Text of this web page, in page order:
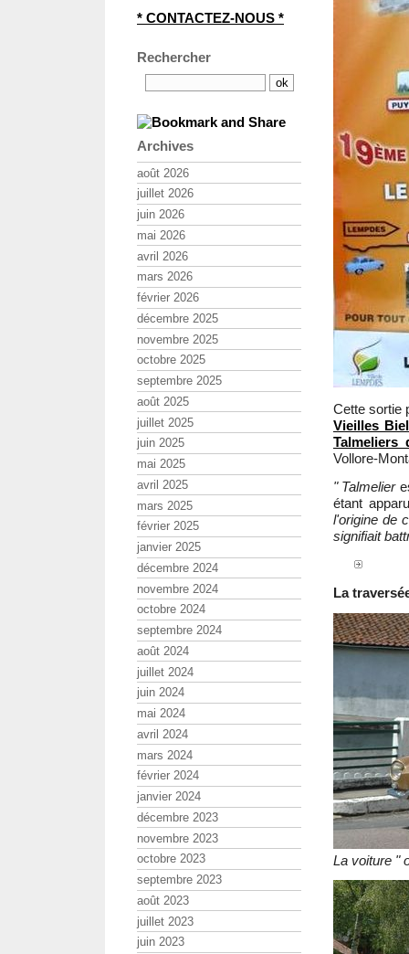
Cette sortie
Vieilles
Talmeliers
Vollore-
" Talmelier
étant
l'origine de
signifiait
La
La voiture "
* CONTACTEZ-NOUS *
Rechercher
Archives
août 2026
juillet 2026
juin 2026
mai 2026
avril 2026
mars 2026
février 2026
décembre 2025
novembre 2025
octobre 2025
septembre 2025
août 2025
juillet 2025
juin 2025
mai 2025
avril 2025
mars 2025
février 2025
janvier 2025
décembre 2024
novembre 2024
octobre 2024
septembre 2024
août 2024
juillet 2024
juin 2024
mai 2024
avril 2024
mars 2024
février 2024
janvier 2024
décembre 2023
novembre 2023
octobre 2023
septembre 2023
août 2023
juillet 2023
juin 2023